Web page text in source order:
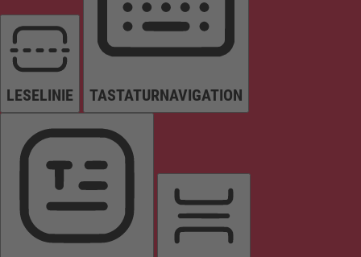
LESELINIE TASTATURNAVIGATION